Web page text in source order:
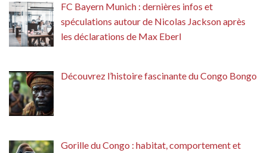
FC Bayern Munich : dernières infos et
spéculations autour de Nicolas Jackson après
les déclarations de Max Eberl
Découvrez l’histoire fascinante du Congo Bongo
Gorille du Congo : habitat, comportement et